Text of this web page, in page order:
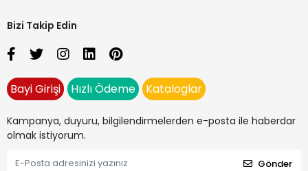
Bizi Takip Edin
Bayi Girişi Hızlı Ödeme Kataloglar
Kampanya, duyuru, bilgilendirmelerden e-posta ile haberdar
olmak istiyorum.
Gönder